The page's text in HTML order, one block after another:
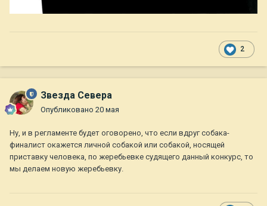
2
Звезда Севера
Опубликовано 20 мая
Ну, и в регламенте будет оговорено, что если вдруг собака-
финалист окажется личной собакой или собакой, носящей
приставку человека, по жеребьевке судящего данный конкурс, то
мы делаем новую жеребьевку.